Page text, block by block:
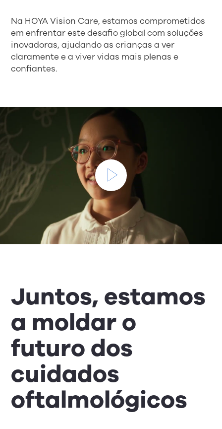
Na HOYA Vision Care, estamos comprometidos
em enfrentar este desafio global com soluções
inovadoras, ajudando as crianças a ver
claramente e a viver vidas mais plenas e
confiantes.
Juntos, estamos
a moldar o
futuro dos
cuidados
oftalmológicos